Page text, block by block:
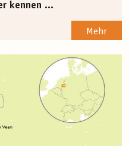
kennen ...
Mehr